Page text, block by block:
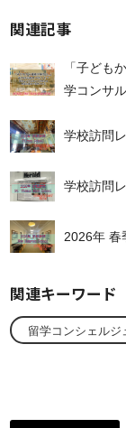
関連記事
「子ども
学コンサ
学校訪問
学校訪問
2026年 春
関連キーワード
留学コンシェルジ